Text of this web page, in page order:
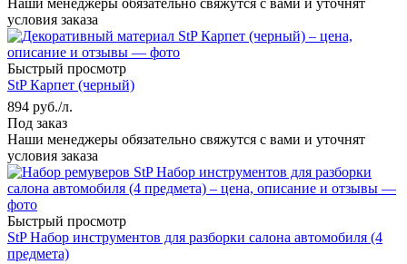
Наши менеджеры обязательно свяжутся с вами и уточнят
условия заказа
Быстрый просмотр
StP Карпет (черный)
894 руб./л.
Под заказ
Наши менеджеры обязательно свяжутся с вами и уточнят
условия заказа
Быстрый просмотр
StP Набор инструментов для разборки салона автомобиля (4
предмета)